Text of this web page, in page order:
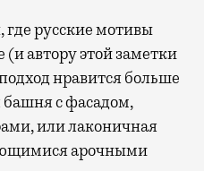
где русские мотивы
автору этой заметки
нравится больше
башня с фасадом,
или лаконичная
арочными